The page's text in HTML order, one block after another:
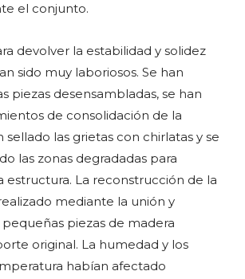
el conjunto.
devolver la estabilidad y solidez
sido muy laboriosos. Se han
piezas desensambladas, se han
de consolidación de la
sellado las grietas con chirlatas y se
las zonas degradadas para
estructura. La reconstrucción de la
mediante la unión y
piezas de madera
original. La humedad y los
habían afectado